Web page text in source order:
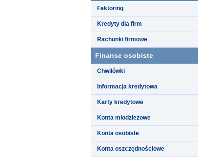
Faktoring
Kredyty dla firm
Rachunki firmowe
Finanse osobiste
Chwilówki
Informacja kredytowa
Karty kredytowe
Konta młodzieżowe
Konta osobiste
Konta oszczędnościowe